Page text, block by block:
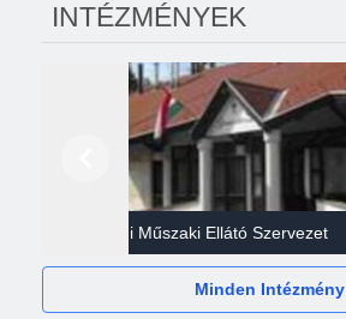
INTÉZMÉNYEK
Gazdasági Műszaki Ellátó Szervezet
Minden Intézmény